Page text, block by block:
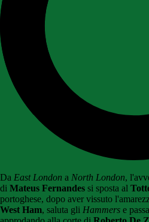
Da East London a North London,
di Mateus Fernandes si sposta al
portoghese, dopo aver vissuto
West Ham, saluta gli Hammers e